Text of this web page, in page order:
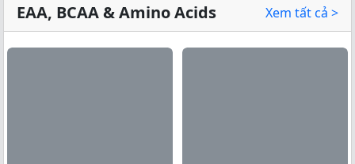
Xem tất cả →
EAA, BCAA & Amino Acids Xem tất cả >